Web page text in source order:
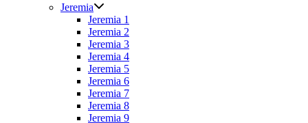
Jeremia
Jeremia 1
Jeremia 2
Jeremia 3
Jeremia 4
Jeremia 5
Jeremia 6
Jeremia 7
Jeremia 8
Jeremia 9